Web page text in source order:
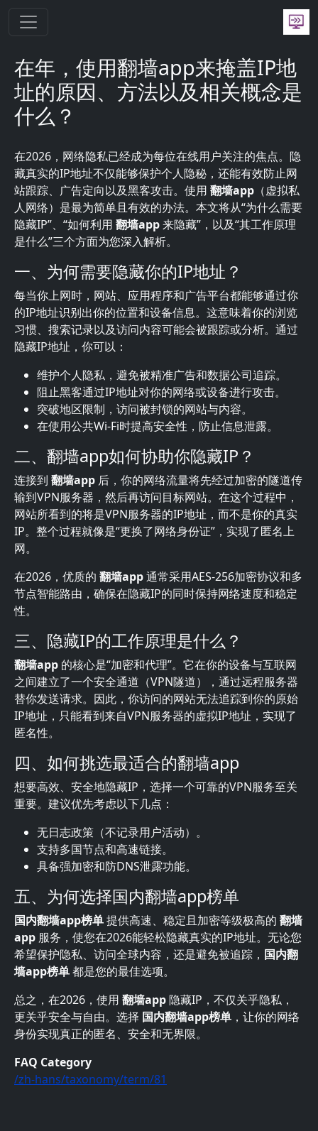
在年，使用翻墙app来掩盖IP地
址的原因、方法以及相关概念是
什么？
在2026，网络隐私已经成为每位在线用户关注的焦点。隐
藏真实的IP地址不仅能够保护个人隐秘，还能有效防止网
站跟踪、广告定向以及黑客攻击。使用 翻墙app （虚拟私
人网络）是最为简单且有效的办法。本文将从“为什么需要
隐藏IP”、“如何利用 翻墙app来隐藏”，以及“其工作原理
是什么”三个方面为您深入解析。
一、为何需要隐藏你的IP地址？
每当你上网时，网站、应用程序和广告平台都能够通过你
的IP地址识别出你的位置和设备信息。这意味着你的浏览
习惯、搜索记录以及访问内容可能会被跟踪或分析。通过
隐藏IP地址，你可以：
维护个人隐私，避免被精准广告和数据公司追踪。
阻止黑客通过IP地址对你的网络或设备进行攻击。
突破地区限制，访问被封锁的网站与内容。
在使用公共Wi-Fi时提高安全性，防止信息泄露。
二、翻墙app如何协助你隐藏IP？
连接到 翻墙app 后，你的网络流量将先经过加密的隧道传
输到VPN服务器，然后再访问目标网站。在这个过程中，
网站所看到的将是VPN服务器的IP地址，而不是你的真实
IP。整个过程就像是“更换了网络身份证”，实现了匿名上
网。
在2026，优质的 翻墙app通常采用AES-256加密协议和多
节点智能路由，确保在隐藏IP的同时保持网络速度和稳定
性。
三、隐藏IP的工作原理是什么？
翻墙app 的核心是“加密和代理”。它在你的设备与互联网
之间建立了一个安全通道（VPN隧道），通过远程服务器
替你发送请求。因此，你访问的网站无法追踪到你的原始
IP地址，只能看到来自VPN服务器的虚拟IP地址，实现了
匿名性。
四、如何挑选最适合的翻墙app
想要高效、安全地隐藏IP，选择一个可靠的VPN服务至关
重要。建议优先考虑以下几点：
无日志政策（不记录用户活动）。
支持多国节点和高速链接。
具备强加密和防DNS泄露功能。
五、为何选择国内翻墙app榜单
国内翻墙app榜单提供高速、稳定且加密等级极高的 翻墙
app 服务，使您在2026能轻松隐藏真实的IP地址。无论您
希望保护隐私、访问全球内容，还是避免被追踪， 国内翻
墙app榜单都是您的最佳选项。
总之，在2026，使用 翻墙app隐藏IP，不仅关乎隐私，
更关乎安全与自由。选择 国内翻墙app榜单 ，让你的网络
身份实现真正的匿名、安全和无界限。
FAQ Category
/zh-hans/taxonomy/term/81